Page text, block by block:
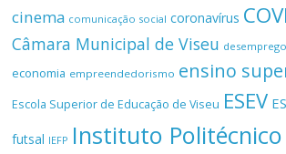
cinema comunicação social coronavírus
Câmara Municipal de Viseu desemprego
economia empreendedorismo ensino
Escola Superior de Educação de Viseu ESEV
futsal IEFP Instituto Politécnico